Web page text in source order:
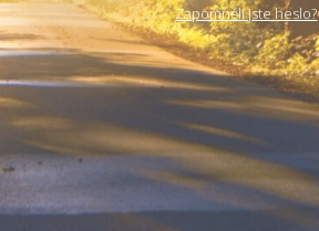
Zapomněli jste heslo?